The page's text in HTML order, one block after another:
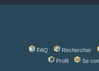
FAQ Rechercher
Profil
Se